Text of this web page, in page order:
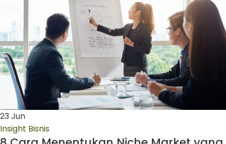
23 Jun
Insight Bisnis